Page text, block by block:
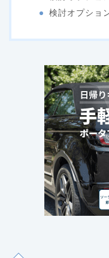
検討オプショ